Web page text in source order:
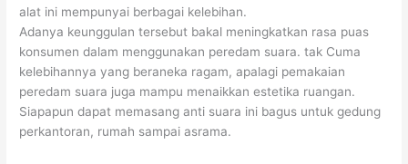
alat ini mempunyai berbagai kelebihan.
Adanya keunggulan tersebut bakal meningkatkan rasa puas
konsumen dalam menggunakan peredam suara. tak Cuma
kelebihannya yang beraneka ragam, apalagi pemakaian
peredam suara juga mampu menaikkan estetika ruangan.
Siapapun dapat memasang anti suara ini bagus untuk gedung
perkantoran, rumah sampai asrama.